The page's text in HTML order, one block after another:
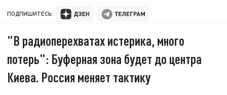
ПОДПИШИТЕСЬ:
"В радиоперехватах истерика, много
потерь": Буферная зона будет до центра
Киева. Россия меняет тактику